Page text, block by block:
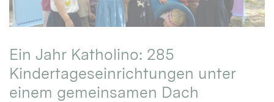
Ein Jahr Katholino: 285
Kindertageseinrichtungen unter
einem gemeinsamen Dach